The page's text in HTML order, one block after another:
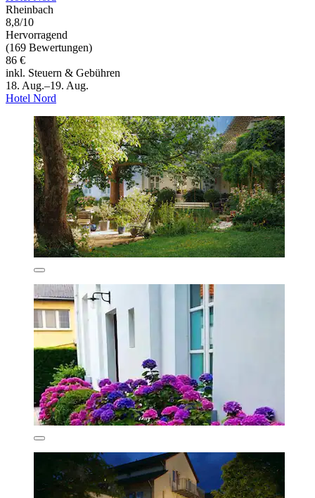
Rheinbach
8,8/10
Hervorragend
(169 Bewertungen)
86 €
inkl. Steuern & Gebühren
18. Aug.–19. Aug.
Hotel Nord